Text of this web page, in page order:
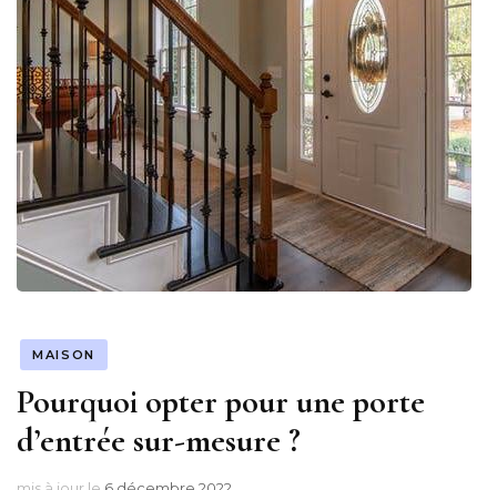
MAISON
Pourquoi opter pour une porte
d’entrée sur-mesure ?